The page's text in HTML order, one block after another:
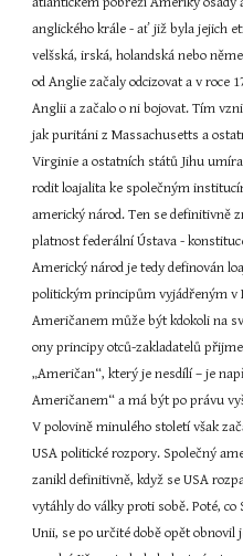
anglického krále - ať již byla jejich
velšská, irská, holandská nebo
od Anglie začaly odcizovat a v roce
Anglii a začalo o ni bojovat. Tím
jak puritáni z Massachusetts a
Virginie a ostatních států Jihu
rodit loajalita ke společným
americký národ. Ten se definitivně
platnost federální Ústava -
Americký národ je tedy definován
politickým principům vyjádřeným v
Američanem může být kdokoli na
ony principy otců-zakladatelů
„Američan“, který je nesdílí – je
Američanem“ a má být po právu
V polovině minulého století však
USA politické rozpory. Společný
zanikl definitivně, když se USA
vytáhly do války proti sobě. Poté,
Unii, se po určité době opět